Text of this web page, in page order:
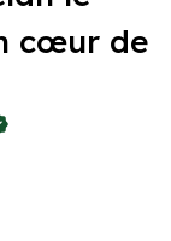
cœur de